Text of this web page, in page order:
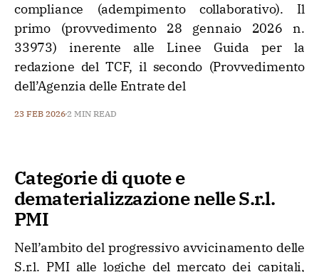
compliance (adempimento collaborativo). Il
primo (provvedimento 28 gennaio 2026 n.
33973) inerente alle Linee Guida per la
redazione del TCF, il secondo (Provvedimento
dell’Agenzia delle Entrate del
23 FEB 20262 MIN READ
Categorie di quote e
dematerializzazione nelle S.r.l.
PMI
Nell’ambito del progressivo avvicinamento delle
S.r.l. PMI alle logiche del mercato dei capitali,